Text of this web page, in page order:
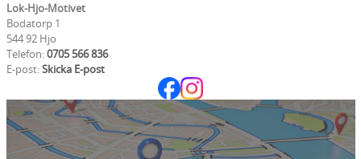
Lok-Hjo-Motivet
Bodatorp 1
544 92 Hjo
Telefon:0705 566 836
E-post:Skicka E-post